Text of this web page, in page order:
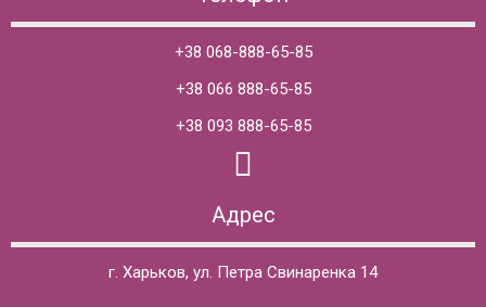
+38 068-888-65-85
+38 066 888-65-85
+38 093 888-65-85
Адрес
г. Харьков, ул. Петра Свинаренка 14